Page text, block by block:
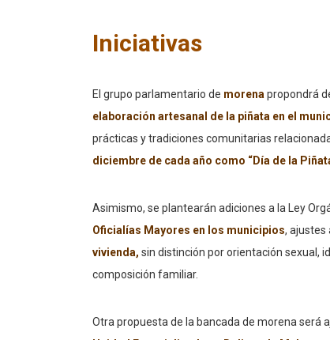
Iniciativas
El grupo parlamentario de morena propondrá
elaboración artesanal de la piñata en el
prácticas y tradiciones comunitarias
diciembre de cada año como “Día de la
Asimismo, se plantearán adiciones a la Ley
Oficialías Mayores en los municipios, ajustes
vivienda, sin distinción por orientación sexual,
composición familiar.
Otra propuesta de la bancada de morena será